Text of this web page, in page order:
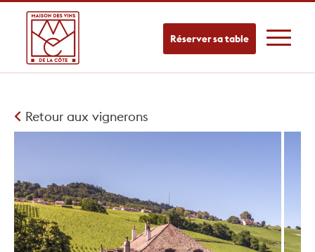
Réserver sa table
Retour aux vignerons